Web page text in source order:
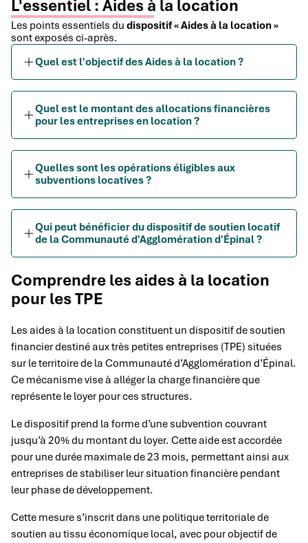
L'essentiel : Aides à la location
Les points essentiels du dispositif « Aides à la location »
sont exposés ci-après.
Quel est l'objectif des Aides à la location ?
Quel est le montant des allocations financières
pour les entreprises en location ?
Quelles sont les opérations éligibles aux
subventions locatives ?
Qui peut bénéficier du dispositif de soutien locatif
de la Communauté d'Agglomération d'Épinal ?
Comprendre les aides à la location
pour les TPE
Les aides à la location constituent un dispositif de soutien
financier destiné aux très petites entreprises (TPE) situées
sur le territoire de la Communauté d’Agglomération d’Épinal.
Ce mécanisme vise à alléger la charge financière que
représente le loyer pour ces structures.
Le dispositif prend la forme d’une subvention couvrant
jusqu’à 20% du montant du loyer. Cette aide est accordée
pour une durée maximale de 23 mois, permettant ainsi aux
entreprises de stabiliser leur situation financière pendant
leur phase de développement.
Cette mesure s’inscrit dans une politique territoriale de
soutien au tissu économique local, avec pour objectif de